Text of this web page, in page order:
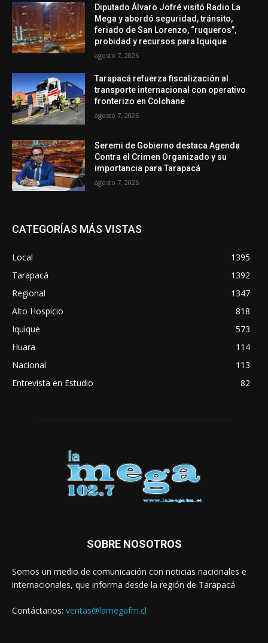
Diputado Álvaro Jofré visitó Radio La
Mega y abordó seguridad, tránsito,
feriado de San Lorenzo, “ruqueros”,
probidad y recursos para Iquique
agosto 7, 2026
Tarapacá refuerza fiscalización al
transporte internacional con operativo
fronterizo en Colchane
agosto 7, 2026
Seremi de Gobierno destaca Agenda
Contra el Crimen Organizado y su
importancia para Tarapacá
agosto 7, 2026
CATEGORÍAS MÁS VISTAS
Local
1395
Tarapacá
1392
Regional
1347
Alto Hospicio
818
Iquique
573
Huara
114
Nacional
113
Entrevista en Estudio
82
SOBRE NOSOTROS
Somos un medio de comunicación con noticias nacionales e
internacionales, que informa desde la región de Tarapacá
Contáctanos: ventas@lamegafm.cl